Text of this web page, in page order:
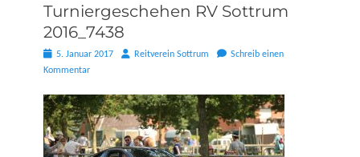
Turniergeschehen RV Sottrum
2016_7438
Posted
on
5. Januar 2017 AutorReitverein Sottrum
Schreib einen
Kommentar